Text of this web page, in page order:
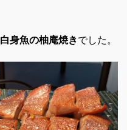
白身魚の柚庵焼きでした。